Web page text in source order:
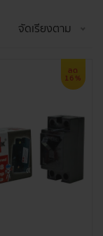
จัดเรียงตาม
ลด
16%